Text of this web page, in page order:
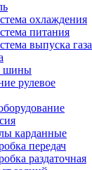
охлаждения
питания
выпуска газа
шины
рулевое
карданные
передач
раздаточная